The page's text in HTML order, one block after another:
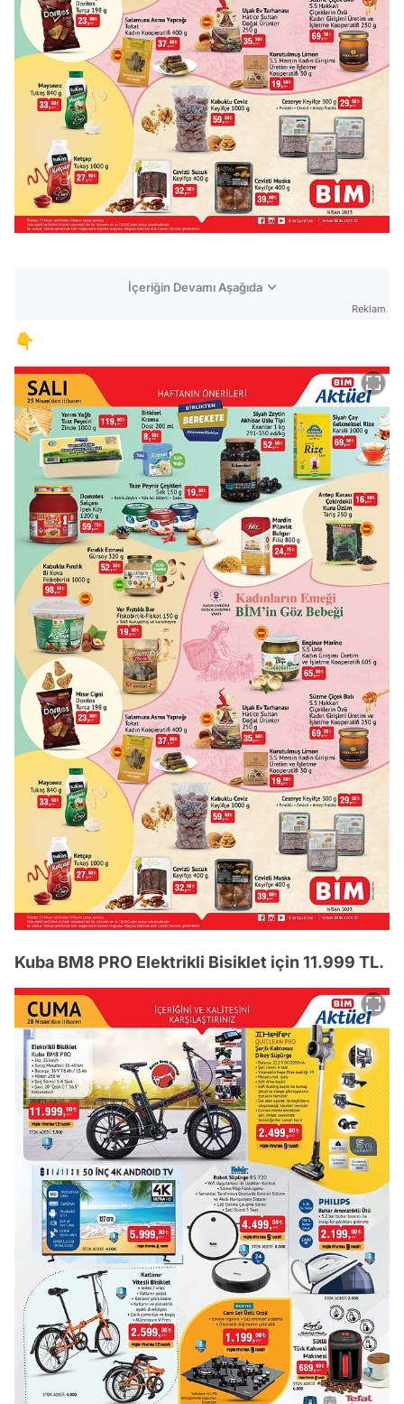
İçeriğin Devamı Aşağıda
Reklam
👇
Kuba BM8 PRO Elektrikli Bisiklet için 11.999 TL.